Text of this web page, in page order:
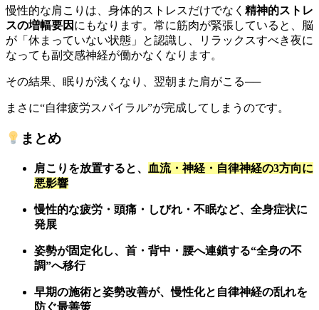
慢性的な肩こりは、身体的ストレスだけでなく 精神的ストレ
スの増幅要因 にもなります。常に筋肉が緊張していると、脳
が「休まっていない状態」と認識し、リラックスすべき夜に
なっても副交感神経が働かなくなります。
その結果、眠りが浅くなり、翌朝また肩がこる──
まさに“自律疲労スパイラル”が完成してしまうのです。
まとめ
肩こりを放置すると、
血流・神経・自律神経の3方向に
悪影響
慢性的な疲労・頭痛・しびれ・不眠など、全身症状に
発展
姿勢が固定化し、首・背中・腰へ連鎖する“全身の不
調”へ移行
早期の施術と姿勢改善が、慢性化と自律神経の乱れを
防ぐ最善策